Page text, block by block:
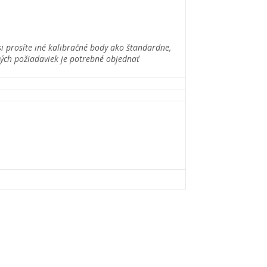
prosíte iné kalibračné body ako štandardne,
požiadaviek je potrebné objednať